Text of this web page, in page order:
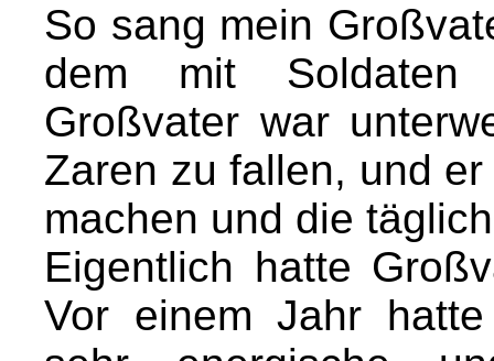
So sang mein
dem mit Soldaten
Großvater war
Zaren zu fallen, und
machen und die
Eigentlich hatte
Vor einem Jahr